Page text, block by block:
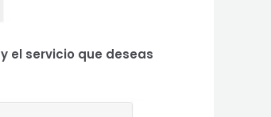
y el servicio que deseas